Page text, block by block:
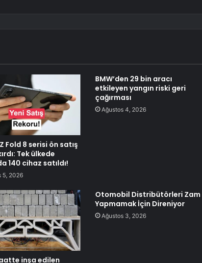
Fold 8 serisi ön satış
Tek ülkede
140 cihaz satıldı!
5, 2026
BMW’den 29 bin aracı
etkileyen yangın riski geri
çağırması
Ağustos 4, 2026
inşa edilen
Otomobil Distribütörleri Zam
Yapmamak İçin Direniyor
Ağustos 3, 2026